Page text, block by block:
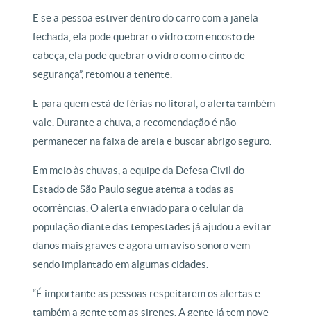
E se a pessoa estiver dentro do carro com a janela
fechada, ela pode quebrar o vidro com encosto de
cabeça, ela pode quebrar o vidro com o cinto de
segurança”, retomou a tenente.
E para quem está de férias no litoral, o alerta também
vale. Durante a chuva, a recomendação é não
permanecer na faixa de areia e buscar abrigo seguro.
Em meio às chuvas, a equipe da Defesa Civil do
Estado de São Paulo segue atenta a todas as
ocorrências. O alerta enviado para o celular da
população diante das tempestades já ajudou a evitar
danos mais graves e agora um aviso sonoro vem
sendo implantado em algumas cidades.
“É importante as pessoas respeitarem os alertas e
também a gente tem as sirenes. A gente já tem nove